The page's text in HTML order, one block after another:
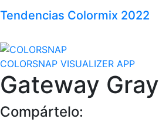
Tendencias Colormix 2022
COLORSNAP VISUALIZER APP
Gateway Gray
Compártelo: